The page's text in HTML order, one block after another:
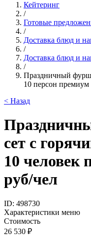
Кейтеринг
/
Готовые
/
Доставка блюд и
/
Доставка блюд и
/
Праздничный
10 персон премиум
< Назад
сет с
10 человек
руб/чел
ID: 498730
Характеристики меню
Стоимость
26 530 ₽